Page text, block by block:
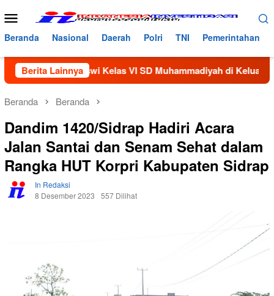
ke
konten
Menu
Mobile
Beranda Nasional Daerah Polri TNI Pemerintahan
Berita Lainnya
Kelas VI SD Muhammadiyah di Keluarkan Dari Sekolah
Beranda Beranda
Dandim 1420/Sidrap Hadiri Acara
Jalan Santai dan Senam Sehat dalam
Rangka HUT Korpri Kabupaten Sidrap
In Redaksi
8 Desember 2023
557 Dilihat